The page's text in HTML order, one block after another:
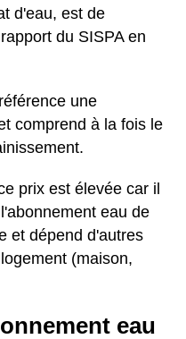
d'eau, est de
du SISPA en
une
comprend à la fois le
prix est élevée car il
eau de
et dépend d'autres
(maison,
eau